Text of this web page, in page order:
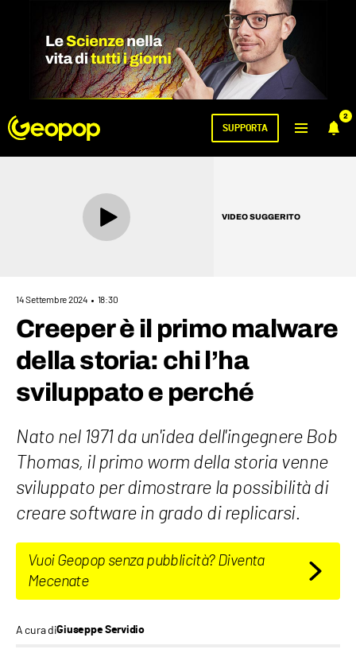
2
SUPPORTA
VIDEO SUGGERITO
14 Settembre 2024 18:30
Creeper è il primo malware
della storia: chi l’ha
sviluppato e perché
Nato nel 1971 da un'idea dell'ingegnere Bob
Thomas, il primo worm della storia venne
sviluppato per dimostrare la possibilità di
creare software in grado di replicarsi.
Vuoi Geopop senza pubblicità? Diventa
Mecenate
A cura diGiuseppe Servidio